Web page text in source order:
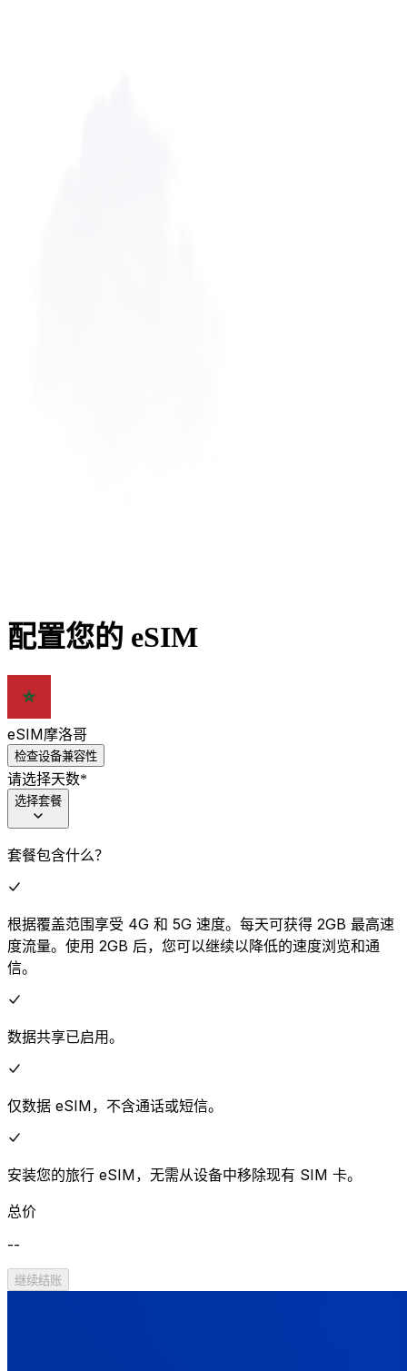
配置您的 eSIM
eSIM摩洛哥
检查设备兼容性
请选择天数*
选择套餐
套餐包含什么？
根据覆盖范围享受 4G 和 5G 速度。每天可获得 2GB 最高速
度流量。使用 2GB 后，您可以继续以降低的速度浏览和通
信。
数据共享已启用。
仅数据 eSIM，不含通话或短信。
安装您的旅行 eSIM，无需从设备中移除现有 SIM 卡。
总价
--
继续结账